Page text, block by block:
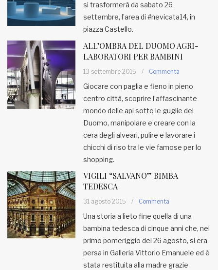
si trasformerà da sabato 26
settembre, l’area di #nevicata14, in
piazza Castello.
ALL’OMBRA DEL DUOMO AGRI-
LABORATORI PER BAMBINI
13 settembre 2015 / Commenta
Giocare con paglia e fieno in pieno
centro città, scoprire l’affascinante
mondo delle api sotto le guglie del
Duomo, manipolare e creare con la
cera degli alveari, pulire e lavorare i
chicchi di riso tra le vie famose per lo
shopping.
VIGILI “SALVANO” BIMBA
TEDESCA
31 agosto 2015 / Commenta
Una storia a lieto fine quella di una
bambina tedesca di cinque anni che, nel
primo pomeriggio del 26 agosto, si era
persa in Galleria Vittorio Emanuele ed è
stata restituita alla madre grazie